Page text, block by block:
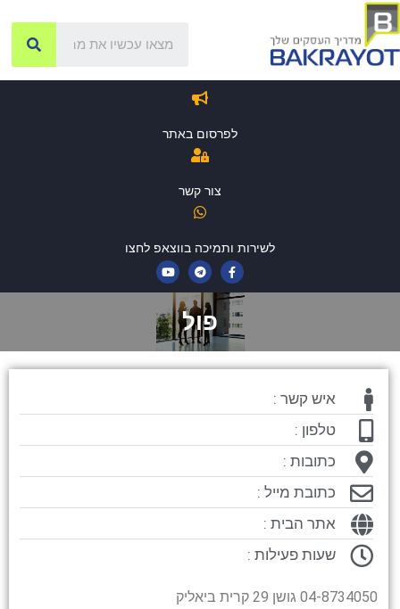
לפרסום באתר
צור קשר
לשירות ותמיכה בווצאפ לחצו
פול
איש קשר :
טלפון :
כתובות :
כתובת מייל :
אתר הבית :
שעות פעילות :
04-8734050 גושן 29 קרית ביאליק